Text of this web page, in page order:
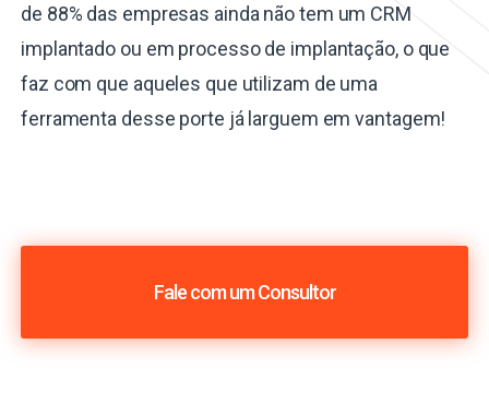
de 88% das empresas ainda não tem um CRM
implantado ou em processo de implantação, o que
faz com que aqueles que utilizam de uma
ferramenta desse porte já larguem em vantagem!
Fale com um Consultor